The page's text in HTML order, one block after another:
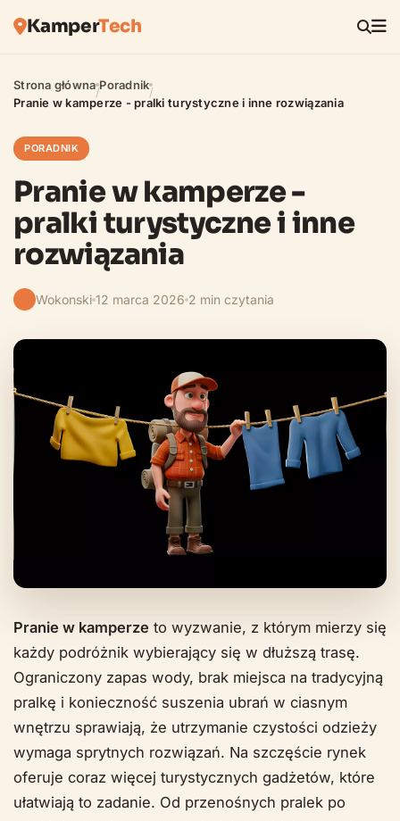
KamperTech
Strona główna/Poradnik/
Pranie w kamperze - pralki turystyczne i inne rozwiązania
PORADNIK
Pranie w kamperze -
pralki turystyczne i inne
rozwiązania
Wokonski 12 marca 2026 2 min czytania
Pranie w kamperze to wyzwanie, z którym mierzy się
każdy podróżnik wybierający się w dłuższą trasę.
Ograniczony zapas wody, brak miejsca na tradycyjną
pralkę i konieczność suszenia ubrań w ciasnym
wnętrzu sprawiają, że utrzymanie czystości odzieży
wymaga sprytnych rozwiązań. Na szczęście rynek
oferuje coraz więcej turystycznych gadżetów, które
ułatwiają to zadanie. Od przenośnych pralek po